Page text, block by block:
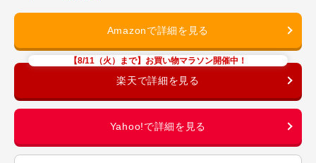
【8/11（火）まで】お買い物マラソン開催中！